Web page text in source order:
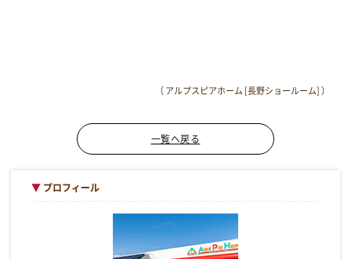
（ アルプスピアホーム [長野ショールーム] ）
一覧へ戻る
▼ プロフィール